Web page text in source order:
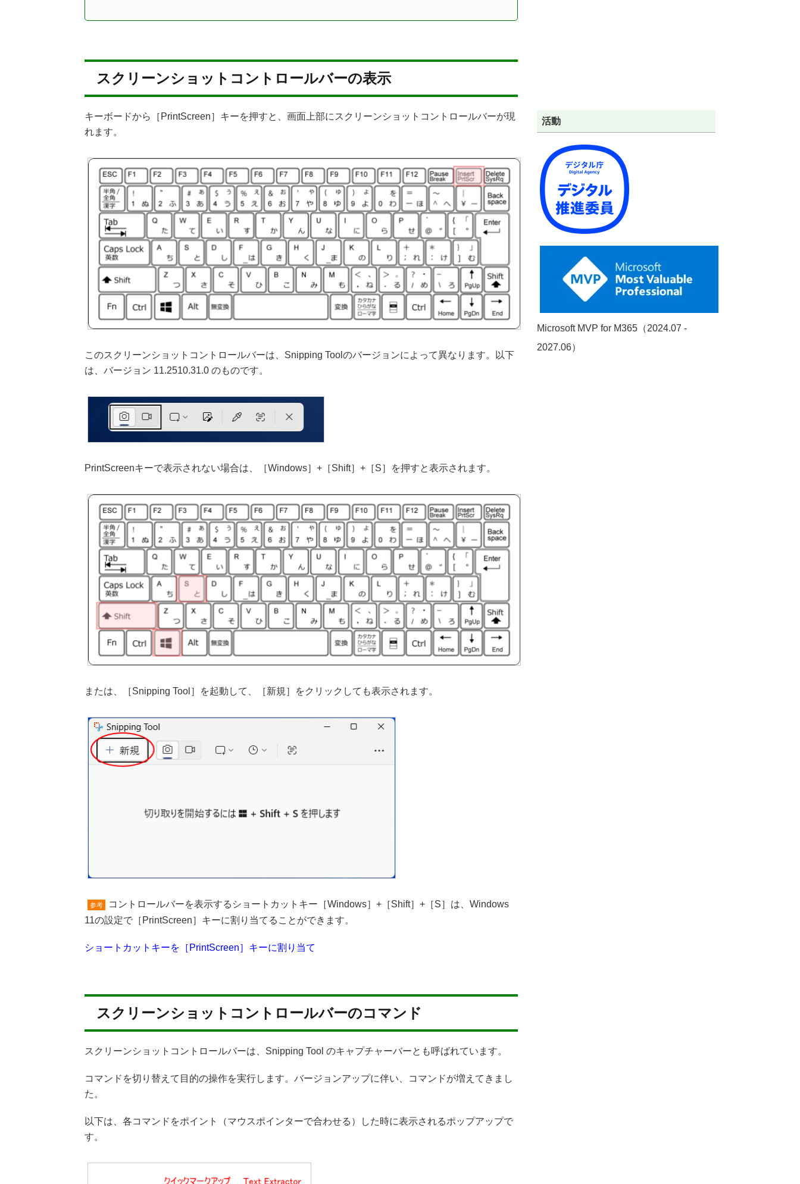
スクリーンショットコントロールバーの表示
キーボードから［PrintScreen］キーを押すと、画面上部にスクリーンショットコントロールバーが現
れます。
このスクリーンショットコントロールバーは、Snipping Toolのバージョンによって異なります。以下
は、バージョン 11.2510.31.0 のものです。
PrintScreenキーで表示されない場合は、［Windows］+［Shift］+［S］を押すと表示されます。
または、［Snipping Tool］を起動して、［新規］をクリックしても表示されます。
参考
コントロールバーを表示するショートカットキー［Windows］+［Shift］+［S］は、Windows
11の設定で［PrintScreen］キーに割り当てることができます。
ショートカットキーを［PrintScreen］キーに割り当て
スクリーンショットコントロールバーのコマンド
スクリーンショットコントロールバーは、Snipping Tool のキャプチャーバーとも呼ばれています。
コマンドを切り替えて目的の操作を実行します。バージョンアップに伴い、コマンドが増えてきまし
た。
以下は、各コマンドをポイント（マウスポインターで合わせる）した時に表示されるポップアップで
す。
活動
Microsoft MVP for M365（2024.07 -
2027.06）